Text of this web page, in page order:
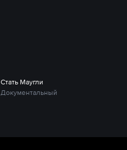
Стать Маугли
Документальный